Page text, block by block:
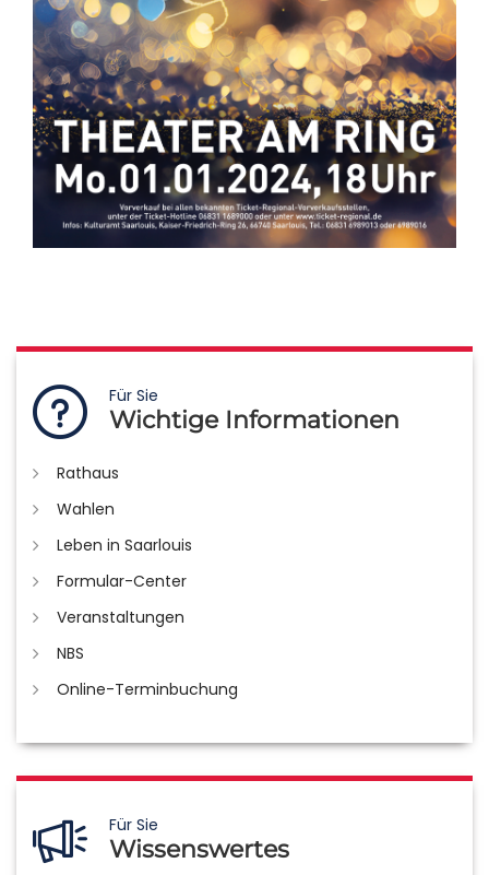
Für Sie
Wichtige Informationen
Rathaus
Wahlen
Leben in Saarlouis
Formular-Center
Veranstaltungen
NBS
Online-Terminbuchung
Für Sie
Wissenswertes